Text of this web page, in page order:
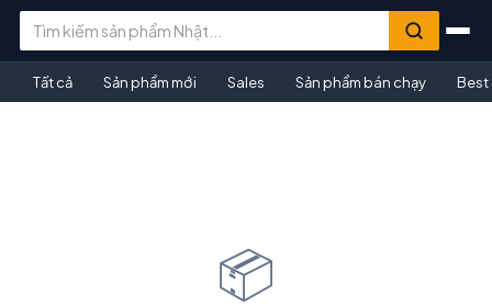
Tất cả Sản phẩm mới Sales Sản phẩm bán chạy Best
📦